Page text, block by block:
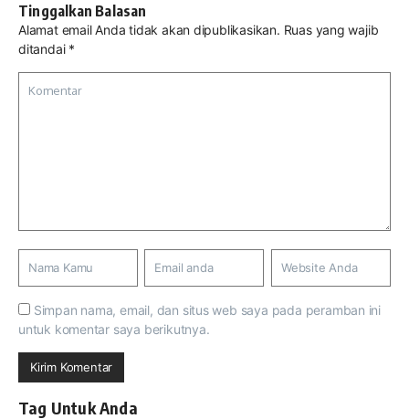
Tinggalkan Balasan
Alamat email Anda tidak akan dipublikasikan. Ruas yang wajib
ditandai *
Simpan nama, email, dan situs web saya pada peramban ini
untuk komentar saya berikutnya.
Tag Untuk Anda